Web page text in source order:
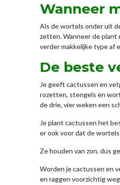
Wanneer
Als de wortels onder uit
zetten. Wanneer de plant
verder makkelijke type af
De beste
Je geeft cactussen en
rozetten, stengels en
de drie, vier weken een
Je plant cactussen het
er ook voor dat de
Ze houden van zon, dus
Worden je cactussen en
en raggen voorzichtig